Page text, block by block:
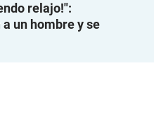
relajo!":
un hombre y se